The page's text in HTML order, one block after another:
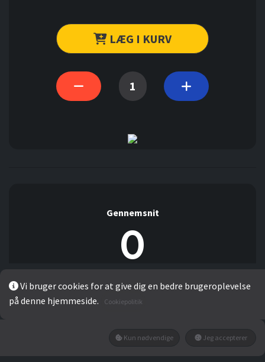
LÆG I KURV
Gennemsnit
0
Der er ingen kommentarer indtil videre.
0%
Vi bruger cookies for at give dig en bedre brugeroplevelse
på denne hjemmeside.
Cookiepolitik
Kun nødvendige Jeg accepterer